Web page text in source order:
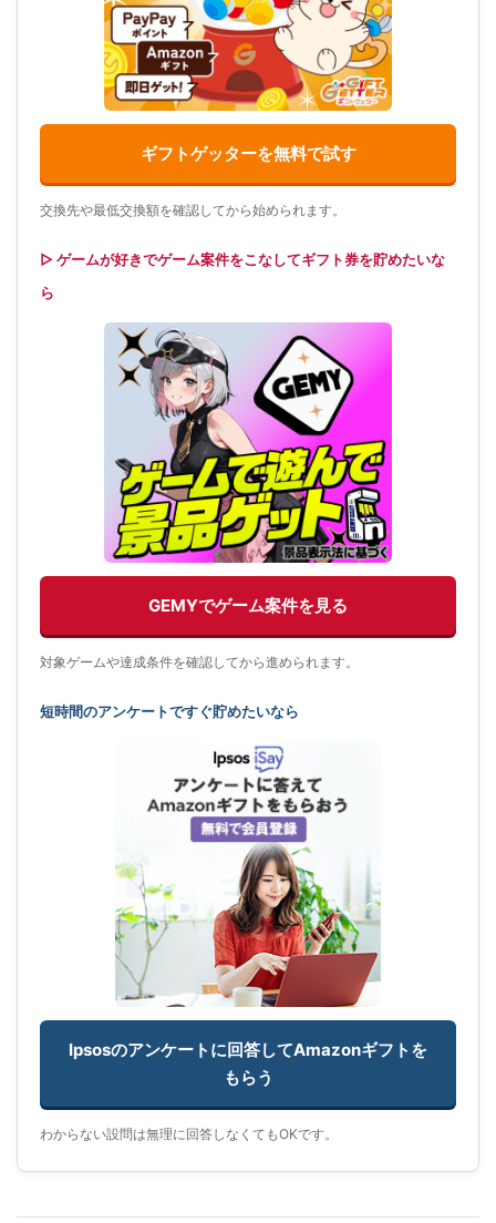
ギフトゲッターを無料で試す
交換先や最低交換額を確認してから始められます。
▷ ゲームが好きでゲーム案件をこなしてギフト券を貯めたいな
ら
GEMYでゲーム案件を見る
対象ゲームや達成条件を確認してから進められます。
短時間のアンケートですぐ貯めたいなら
Ipsosのアンケートに回答してAmazonギフトを
もらう
わからない設問は無理に回答しなくてもOKです。